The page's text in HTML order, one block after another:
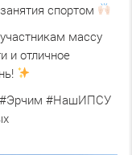
спортом
массу
и отличное
#Эрчим #НашИПСУ